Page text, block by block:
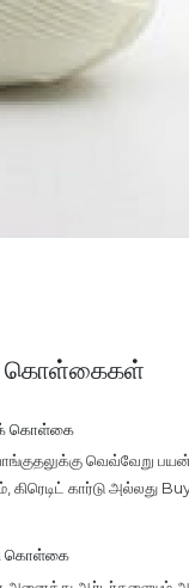
கொள்கைகள்
கொள்கை
வெவ்வேறு
கிரெடிட் கார்டு
கொள்கை